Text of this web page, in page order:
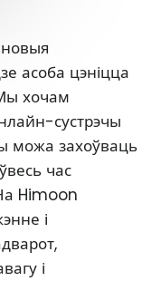
асоба цэніцца
хочам
сустрэчы
можа захоўваць
час
Himoon
і
і